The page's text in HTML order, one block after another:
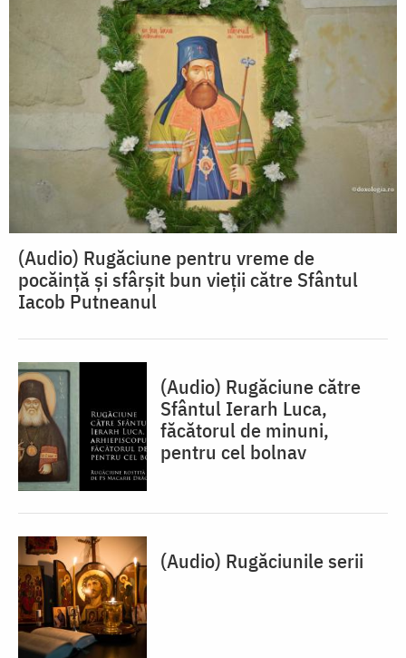
(Audio) Rugăciune pentru vreme de
pocăință și sfârșit bun vieții către Sfântul
Iacob Putneanul
(Audio) Rugăciune către
Sfântul Ierarh Luca,
făcătorul de minuni,
pentru cel bolnav
(Audio) Rugăciunile serii